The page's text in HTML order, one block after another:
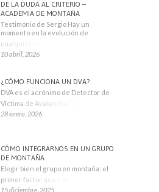
DE LA DUDA AL CRITERIO –
ACADEMIA DE MONTAÑA
Testimonio de Sergio Hay un
momento en la evolución de
cualquier montañero
10 abril, 2026
¿CÓMO FUNCIONA UN DVA?
DVA es el acrónimo de Detector de
Víctima de Avalancha. También se
28 enero, 2026
CÓMO INTEGRARNOS EN UN GRUPO
DE MONTAÑA
Elegir bien el grupo en montaña: el
primer factor que condiciona tu
15 diciembre, 2025